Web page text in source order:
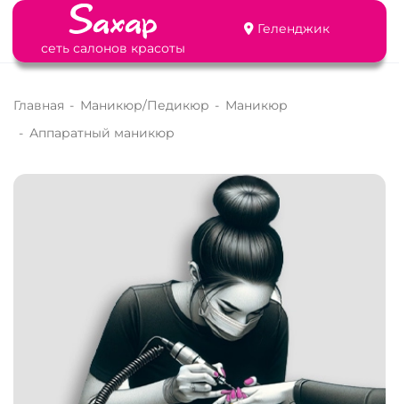
сеть салонов красоты
Геленджик
Главная - Маникюр/Педикюр - Маникюр
- Аппаратный маникюр